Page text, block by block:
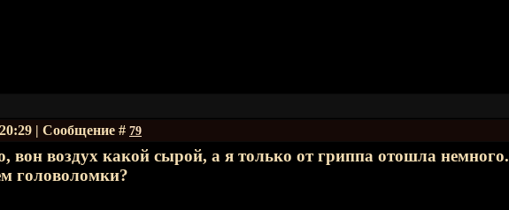
| Сообщение # 79
вон воздух какой сырой, а я только от гриппа отошла немного.
головоломки?